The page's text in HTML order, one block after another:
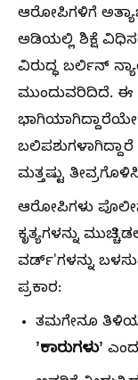
ಆರೋಪಿಗಳಿಗೆ
ಅಡಿಯಲ್ಲಿ ಶಿಕ್ಷೆ
ವಿರುದ್ಧ ಬರ್ಲಿನ್
ಮುಂದುವರಿದಿದೆ. ಈ
ಮತ್ತಷ್ಟು
ಆರೋಪಿಗಳು
ಕೃತ್ಯಗಳನ್ನು
ವರ್ಡ್'ಗಳನ್ನು
ಪ್ರಕಾರ:
ತಮಗೇನೂ
ʼಕಾರುಗಳುʼ